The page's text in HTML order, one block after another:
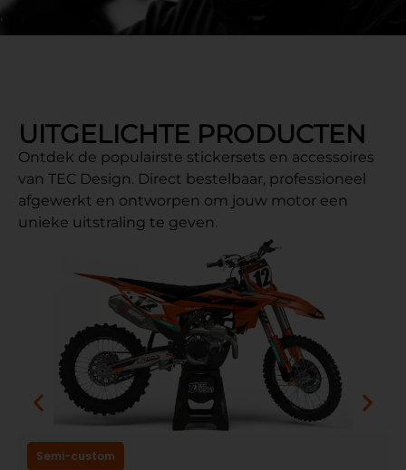
UITGELICHTE PRODUCTEN
Ontdek de populairste stickersets en accessoires
van TEC Design. Direct bestelbaar, professioneel
afgewerkt en ontworpen om jouw motor een
unieke uitstraling te geven.
Semi-custom